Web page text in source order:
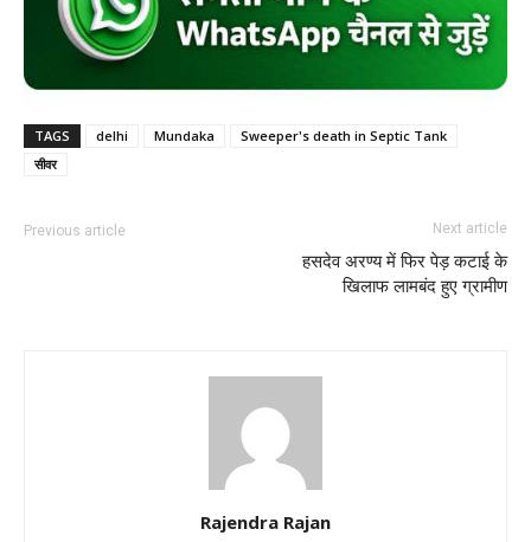
TAGS delhi Mundaka
Sweeper's death in Septic Tank
सीवर
Previous article Next article
हसदेव अरण्य में फिर पेड़ कटाई के
खिलाफ लामबंद हुए ग्रामीण
Rajendra Rajan